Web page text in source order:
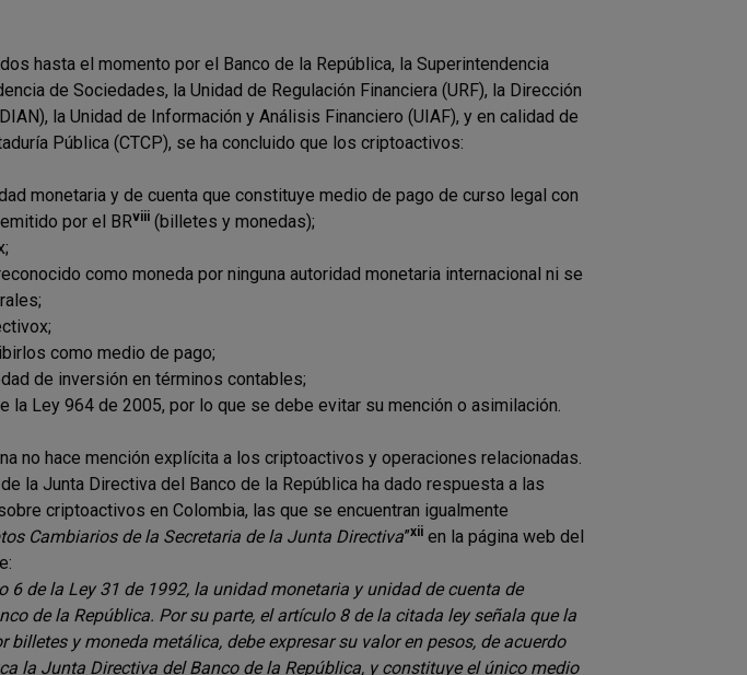
hasta el momento por el Banco de la República, la Superintendencia
de Sociedades, la Unidad de Regulación Financiera (URF), la Dirección
la Unidad de Información y Análisis Financiero (UIAF), y en calidad de
Pública (CTCP), se ha concluido que los criptoactivos:
monetaria y de cuenta que constituye medio de pago de curso legal con
por el BRviii(billetes y monedas);
como moneda por ninguna autoridad monetaria internacional ni se
como medio de pago;
de inversión en términos contables;
la Ley 964 de 2005, por lo que se debe evitar su mención o asimilación.
no hace mención explícita a los criptoactivos y operaciones relacionadas.
la Junta Directiva del Banco de la República ha dado respuesta a las
criptoactivos en Colombia, las que se encuentran igualmente
Cambiarios de la Secretaria de la Junta Directiva”xiien la página web del
6 de la Ley 31 de 1992, la unidad monetaria y unidad de cuenta de
de la República. Por su parte, el artículo 8 de la citada ley señala que la
y moneda metálica, debe expresar su valor en pesos, de acuerdo
la Junta Directiva del Banco de la República, y constituye el único medio